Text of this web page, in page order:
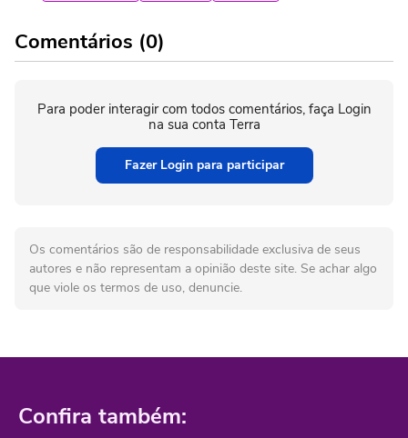
Comentários (0)
Para poder interagir com todos comentários, faça Login
na sua conta Terra
Fazer Login para participar
Os comentários são de responsabilidade exclusiva de seus
autores e não representam a opinião deste site. Se achar algo
que viole os termos de uso, denuncie.
Confira também: